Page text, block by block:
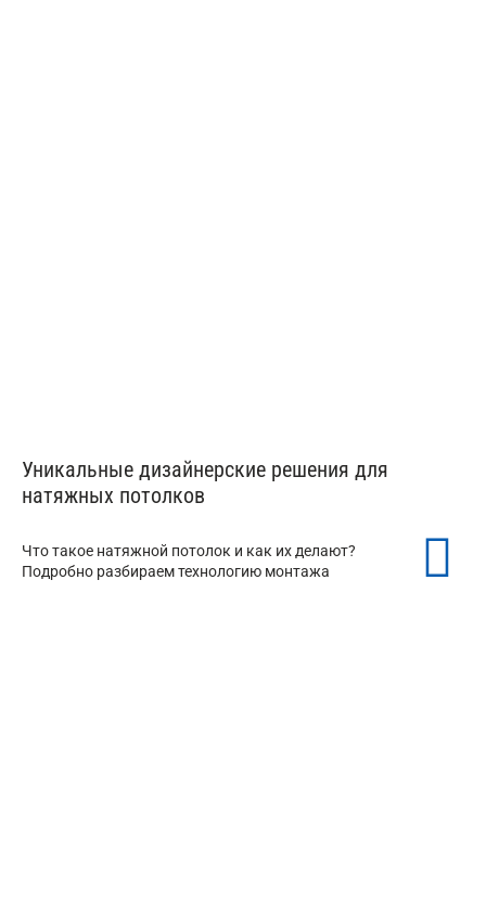
Уникальные дизайнерские решения для
натяжных потолков
Что такое натяжной потолок и как их делают?
Подробно разбираем технологию монтажа